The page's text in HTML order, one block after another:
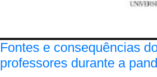
Fontes e consequências
professores durante a